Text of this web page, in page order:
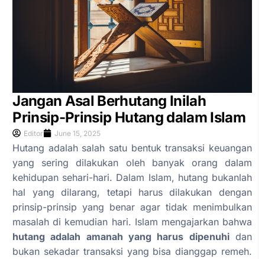
Jangan Asal Berhutang Inilah
Prinsip-Prinsip Hutang dalam Islam
Editor June 15, 2025
Hutang adalah salah satu bentuk transaksi keuangan
yang sering dilakukan oleh banyak orang dalam
kehidupan sehari-hari. Dalam Islam, hutang bukanlah
hal yang dilarang, tetapi harus dilakukan dengan
prinsip-prinsip yang benar agar tidak menimbulkan
masalah di kemudian hari. Islam mengajarkan bahwa
hutang adalah amanah yang harus dipenuhidan
bukan sekadar transaksi yang bisa dianggap remeh.